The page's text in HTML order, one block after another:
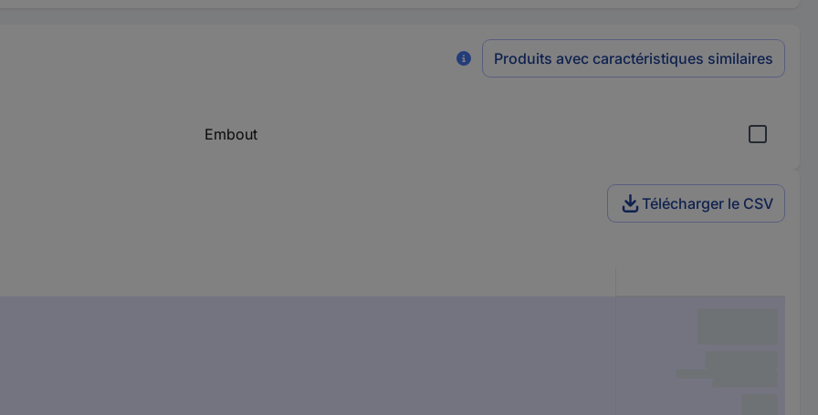
Produits avec caractéristiques similaires
Embout
Télécharger le CSV